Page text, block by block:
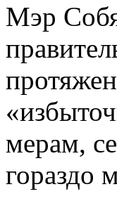
Мэр
мерам,
гораздо